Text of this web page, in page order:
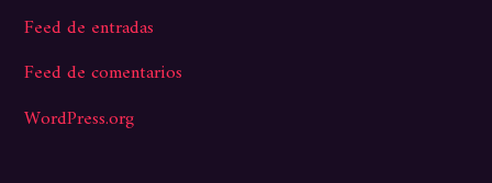
Feed de entradas
Feed de comentarios
WordPress.org